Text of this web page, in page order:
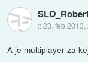
::23. feb 2013,
A je multiplayer za